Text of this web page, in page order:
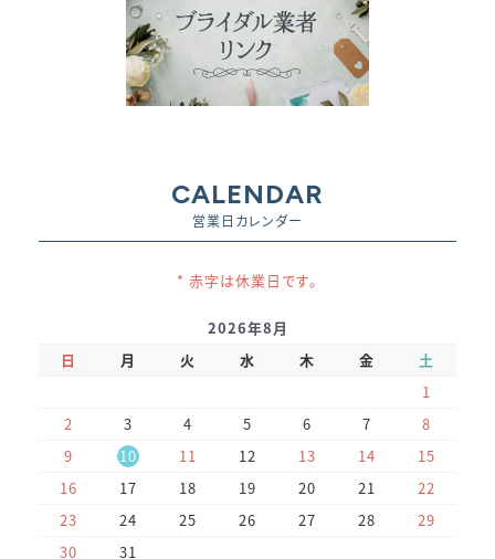
CALENDAR
営業日カレンダー
* 赤字は休業日です。
2026年8月
日
月 火 水 木 金
土
1
2
3 4 5 6 7
8
9
10 11 12 13 14
15
16
17 18 19 20 21
22
23
24 25 26 27 28
29
30
31